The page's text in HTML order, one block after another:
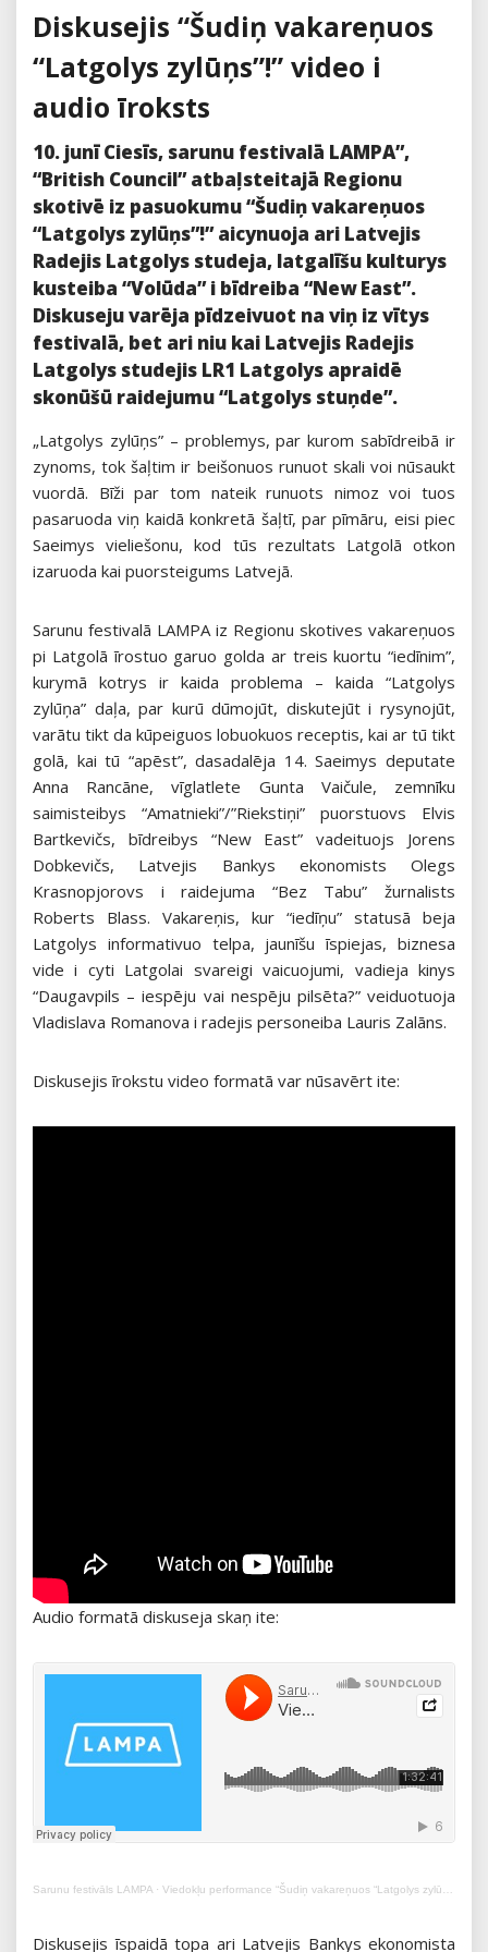
Diskusejis “Šudiņ vakareņuos
“Latgolys zylūņs”!” video i
audio īroksts
10. junī Ciesīs, sarunu festivalā LAMPA”,
“British Council” atbaļsteitajā Regionu
skotivē iz pasuokumu “Šudiņ vakareņuos
“Latgolys zylūņs”!” aicynuoja ari Latvejis
Radejis Latgolys studeja, latgalīšu kulturys
kusteiba “Volūda” i bīdreiba “New East”.
Diskuseju varēja pīdzeivuot na viņ iz vītys
festivalā, bet ari niu kai Latvejis Radejis
Latgolys studejis LR1 Latgolys apraidē
skonūšū raidejumu “Latgolys stuņde”.
„Latgolys zylūņs” – problemys, par kurom sabīdreibā ir
zynoms, tok šaļtim ir beišonuos runuot skali voi nūsaukt
vuordā. Bīži par tom nateik runuots nimoz voi tuos
pasaruoda viņ kaidā konkretā šaļtī, par pīmāru, eisi piec
Saeimys vieliešonu, kod tūs rezultats Latgolā otkon
izaruoda kai puorsteigums Latvejā.
Sarunu festivalā LAMPA iz Regionu skotives vakareņuos
pi Latgolā īrostuo garuo golda ar treis kuortu “iedīnim”,
kurymā kotrys ir kaida problema – kaida “Latgolys
zylūņa” daļa, par kurū dūmojūt, diskutejūt i rysynojūt,
varātu tikt da kūpeiguos lobuokuos receptis, kai ar tū tikt
golā, kai tū “apēst”, dasadalēja 14. Saeimys deputate
Anna Rancāne, vīglatlete Gunta Vaičule, zemnīku
saimisteibys “Amatnieki”/”Riekstiņi” puorstuovs Elvis
Bartkevičs, bīdreibys “New East” vadeituojs Jorens
Dobkevičs, Latvejis Bankys ekonomists Olegs
Krasnopjorovs i raidejuma “Bez Tabu” žurnalists
Roberts Blass. Vakareņis, kur “iedīņu” statusā beja
Latgolys informativuo telpa, jaunīšu īspiejas, biznesa
vide i cyti Latgolai svareigi vaicuojumi, vadieja kinys
“Daugavpils – iespēju vai nespēju pilsēta?” veiduotuoja
Vladislava Romanova i radejis personeiba Lauris Zalāns.
Diskusejis īrokstu video formatā var nūsavērt ite:
Audio formatā diskuseja skaņ ite:
Sarunu festivāls LAMPA · Viedokļu performance “Šudiņ vakareņuos “Latgolys zylūņs”!”
Diskusejis īspaidā topa ari Latvejis Bankys ekonomista